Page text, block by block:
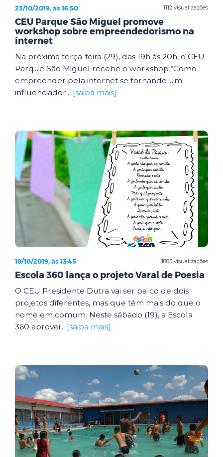
1112 visualizações
23/10/2019, às 16:50
CEU Parque São Miguel promove
workshop sobre empreendedorismo na
internet
Na próxima terça-feira (29), das 19h às 20h, o CEU
Parque São Miguel recebe o workshop “Como
empreender pela internet se tornando um
influenciador... [saiba mais]
1883 visualizações
18/10/2019, às 13:45
Escola 360 lança o projeto Varal de Poesia
O CEU Presidente Dutra vai ser palco de dois
projetos diferentes, mas que têm mais do que o
nome em comum. Neste sábado (19), a Escola
360 aprovei... [saiba mais]